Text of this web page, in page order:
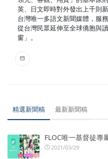
英、日文即時對外發出上千則
台灣唯一多語文新聞媒體，服
從台灣民眾延伸至全球僑胞與
窗」。
精選新聞稿 最新新聞稿
FLOC唯一基督徒專
2021/03/29